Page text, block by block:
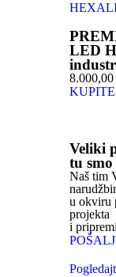
LED
Veliki
tu
Naš tim
u okviru
projekta
i